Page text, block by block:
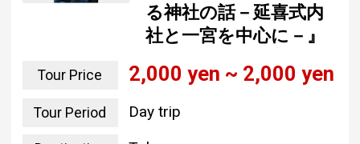
る神社の話－延喜式内
社と一宮を中心に－』
Tour Price 2,000 yen ~ 2,000 yen
Tour Period Day trip